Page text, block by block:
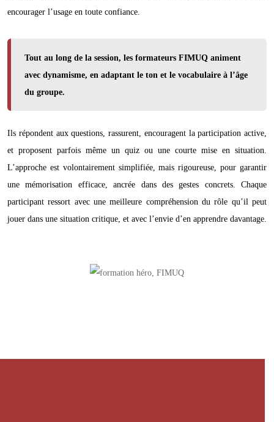
encourager l’usage en toute confiance.
Tout au long de la session, les formateurs FIMUQ animent
avec dynamisme, en adaptant le ton et le vocabulaire à l’âge
du groupe.
Ils répondent aux questions, rassurent, encouragent la participation active,
et proposent parfois même un quiz ou une courte mise en situation.
L’approche est volontairement simplifiée, mais rigoureuse, pour garantir
une mémorisation efficace, ancrée dans des gestes concrets. Chaque
participant ressort avec une meilleure compréhension du rôle qu’il peut
jouer dans une situation critique, et avec l’envie d’en apprendre davantage.